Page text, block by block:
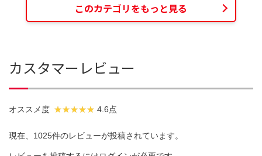
このカテゴリをもっと見る
カスタマーレビュー
オススメ度 4.6点
現在、1025件のレビューが投稿されています。